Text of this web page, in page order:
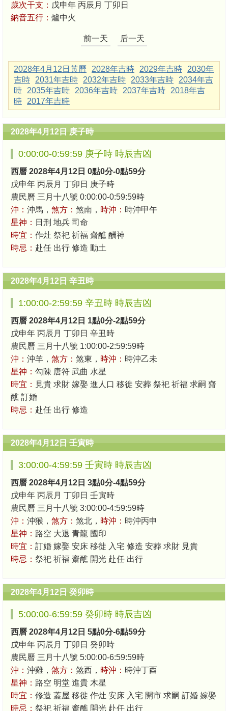
歲次干支： 戊申年 丙辰月 丁卯日
納音五行： 爐中火
前一天 后一天
2028年4月12日黃曆 2028年吉時 2029年吉時
2030年
吉時
2031年吉時 2032年吉時 2033年吉時
2034年吉
時
2035年吉時 2036年吉時 2037年吉時
2018年吉
時
2017年吉時
2028年4月12日 庚子時
0:00:00-0:59:59 庚子時 時辰吉凶
西曆 2028年4月12日 0點0分-0點59分
戊申年 丙辰月 丁卯日 庚子時
農民曆 三月十八號 0:00:00-0:59:59時
沖： 沖馬， 煞方： 煞南， 時沖： 時沖甲午
星神： 日刑 地兵 司命
時宜： 作灶 祭祀 祈福 齋醮 酬神
時忌： 赴任 出行 修造 動土
2028年4月12日 辛丑時
1:00:00-2:59:59 辛丑時 時辰吉凶
西曆 2028年4月12日 1點0分-2點59分
戊申年 丙辰月 丁卯日 辛丑時
農民曆 三月十八號 1:00:00-2:59:59時
沖： 沖羊， 煞方： 煞東， 時沖： 時沖乙未
星神： 勾陳 唐符 武曲 水星
時宜： 見貴 求財 嫁娶 進人口 移徙 安葬 祭祀 祈福 求嗣 齋
醮 訂婚
時忌： 赴任 出行 修造
2028年4月12日 壬寅時
3:00:00-4:59:59 壬寅時 時辰吉凶
西曆 2028年4月12日 3點0分-4點59分
戊申年 丙辰月 丁卯日 壬寅時
農民曆 三月十八號 3:00:00-4:59:59時
沖： 沖猴， 煞方： 煞北， 時沖： 時沖丙申
星神： 路空 大退 青龍 國印
時宜： 訂婚 嫁娶 安床 移徙 入宅 修造 安葬 求財 見貴
時忌： 祭祀 祈福 齋醮 開光 赴任 出行
2028年4月12日 癸卯時
5:00:00-6:59:59 癸卯時 時辰吉凶
西曆 2028年4月12日 5點0分-6點59分
戊申年 丙辰月 丁卯日 癸卯時
農民曆 三月十八號 5:00:00-6:59:59時
沖： 沖雞， 煞方： 煞西， 時沖： 時沖丁酉
星神： 路空 明堂 進貴 木星
時宜： 修造 蓋屋 移徙 作灶 安床 入宅 開市 求嗣 訂婚 嫁娶
時忌： 祭祀 祈福 齋醮 開光 赴任 出行